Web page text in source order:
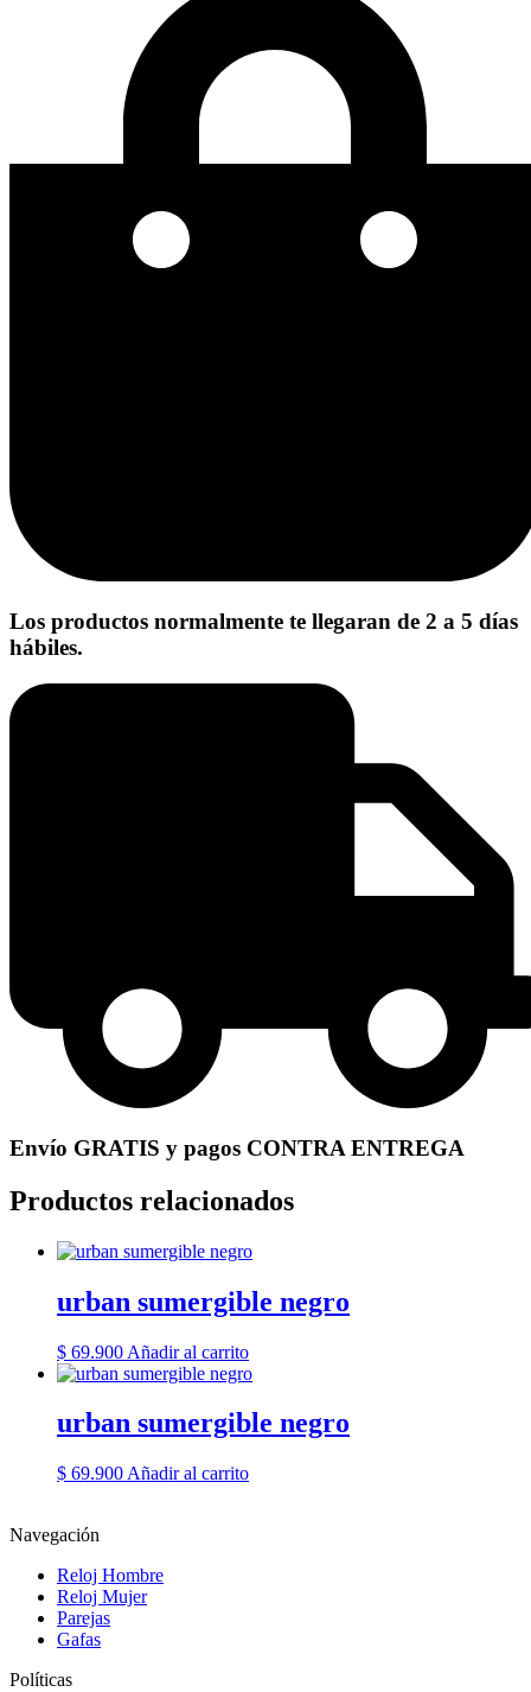
Los productos normalmente te llegaran de 2 a 5 días
hábiles.
Envío GRATIS y pagos CONTRA ENTREGA
Productos relacionados
urban sumergible negro
$ 69.900 Añadir al carrito
urban sumergible negro
$ 69.900 Añadir al carrito
Navegación
Reloj Hombre
Reloj Mujer
Parejas
Gafas
Políticas